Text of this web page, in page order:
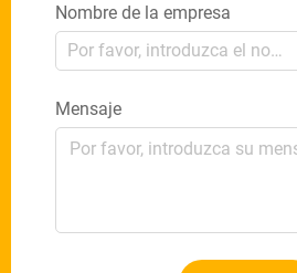
Nombre de la empresa
Mensaje